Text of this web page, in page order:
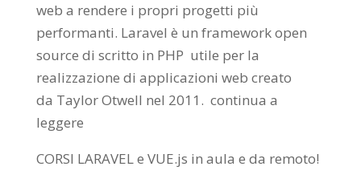
web a rendere i propri progetti più
performanti. Laravel è un framework open
source di scritto in PHP utile per la
realizzazione di applicazioni web creato
da Taylor Otwell nel 2011. continua a
leggere
CORSI LARAVEL e VUE.js in aula e da remoto!